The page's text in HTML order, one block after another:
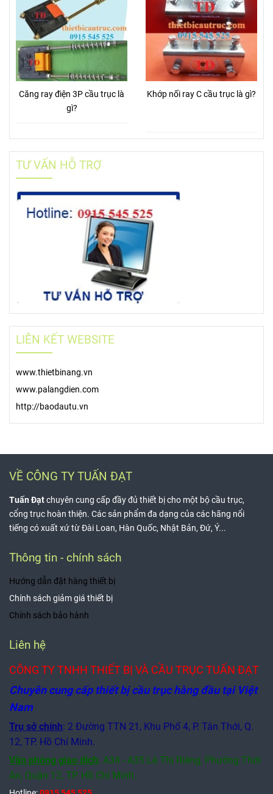
Căng ray điện 3P cầu trục là
gì?
Khớp nối ray C cầu trục là gì?
TƯ VẤN HỖ TRỢ
LIÊN KẾT WEBSITE
www.thietbinang.vn
www.palangdien.com
http://baodautu.vn
VỀ CÔNG TY TUẤN ĐẠT
Tuấn Đạtchuyên cung cấp đầy đủ thiết bị cho một bộ cầu trục,
cổng trục hoàn thiện. Các sản phẩm đa dạng của các hãng nổi
tiếng có xuất xứ từ Đài Loan, Hàn Quốc, Nhật Bản, Đứ, Ý...
Thông tin - chính sách
Hướng dẫn đặt hàng thiết bị
Chính sách giảm giá thiết bị
Chính sách bảo hành
Liên hệ
CÔNG TY TNHH THIẾT BỊ VÀ CẦU TRỤC TUẤN ĐẠT
Chuyên cung cấp thiết bị cầu trục hàng đầu tại Việt
Nam
Trụ sở chính: 2 Đường TTN 21, Khu Phố 4, P. Tân Thới, Q.
12, TP. Hồ Chí Minh.
Văn phòng giao dịch: A34 - A35 Lê Thị Riêng, Phường Thới
An, Quận 12, TP. Hồ Chí Minh.